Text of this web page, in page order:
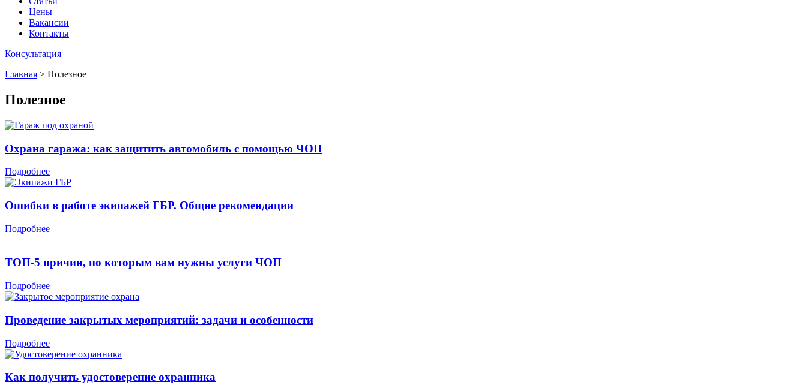
Цены
Вакансии
Контакты
Консультация
Главная > Полезное
Полезное
Охрана гаража: как защитить автомобиль с помощью ЧОП
Подробнее
Ошибки в работе экипажей ГБР. Общие рекомендации
Подробнее
ТОП-5 причин, по которым вам нужны услуги ЧОП
Подробнее
Проведение закрытых мероприятий: задачи и особенности
Подробнее
Как получить удостоверение охранника